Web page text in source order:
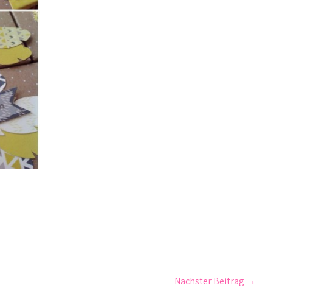
Nächster Beitrag →